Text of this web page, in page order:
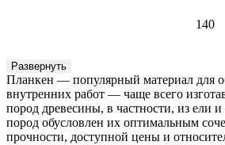
140
Развернуть
Планкен — популярный материал для
внутренних работ — чаще всего
пород древесины, в частности, из ели
пород обусловлен их оптимальным
прочности, доступной цены и